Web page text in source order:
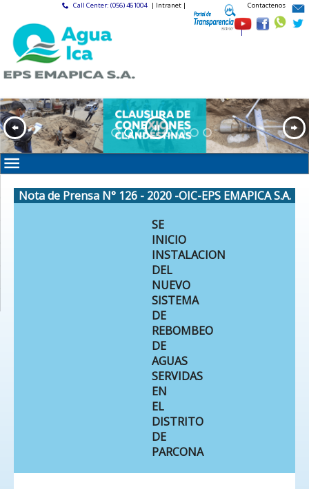
Call Center: (056) 461004 | Intranet |
|
Contactenos
Nota de Prensa N° 126 - 2020 -OIC-EPS EMAPICA S.A.
SE
INICIO
INSTALACION
DEL
NUEVO
SISTEMA
DE
REBOMBEO
DE
AGUAS
SERVIDAS
EN
EL
DISTRITO
DE
PARCONA